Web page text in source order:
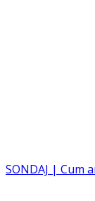
SONDAJ | Cum